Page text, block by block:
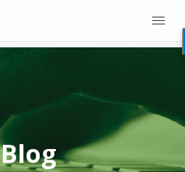
Blog